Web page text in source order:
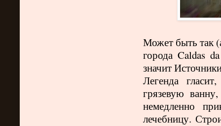
Может быть так
города Caldas da
значит
Легенда
грязевую
немедленно
лечебницу.